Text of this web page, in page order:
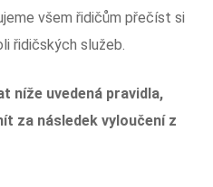
všem řidičům přečíst si
řidičských služeb.
níže uvedená pravidla,
za následek vyloučení z